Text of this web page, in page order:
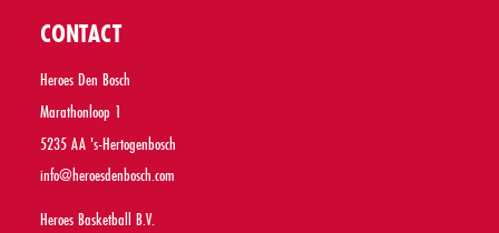
CONTACT
Heroes Den Bosch
Marathonloop 1
5235 AA 's-Hertogenbosch
info@heroesdenbosch.com
Heroes Basketball B.V.